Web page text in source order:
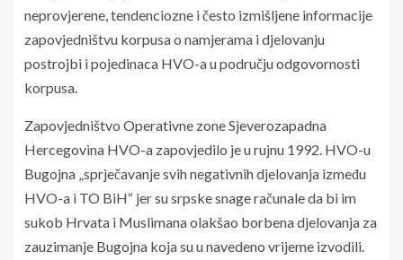
neprovjerene, tendenciozne i često izmišljene informacije
zapovjedništvu korpusa o namjerama i djelovanju
postrojbi i pojedinaca HVO-a u području odgovornosti
korpusa.
Zapovjedništvo Operativne zone Sjeverozapadna
Hercegovina HVO-a zapovjedilo je u rujnu 1992. HVO-u
Bugojna „sprječavanje svih negativnih djelovanja između
HVO-a i TO BiH“ jer su srpske snage računale da bi im
sukob Hrvata i Muslimana olakšao borbena djelovanja za
zauzimanje Bugojna koja su u navedeno vrijeme izvodili.